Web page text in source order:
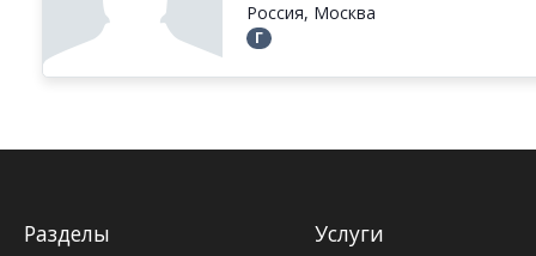
Россия, Москва
Г
Разделы Услуги